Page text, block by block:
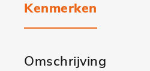
Kenmerken
Omschrijving